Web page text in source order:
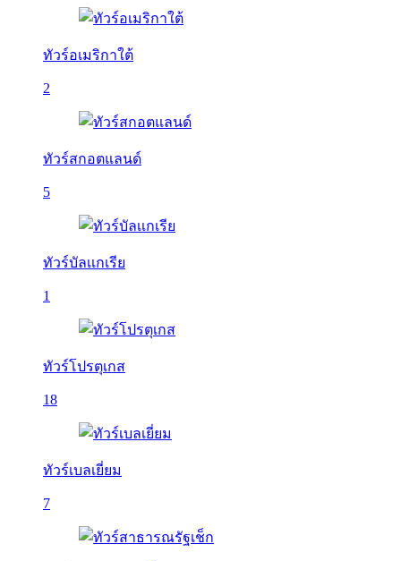
ทัวร์อเมริกาใต้
2
ทัวร์สกอตแลนด์
5
ทัวร์บัลเเกเรีย
1
ทัวร์โปรตุเกส
18
ทัวร์เบลเยี่ยม
7